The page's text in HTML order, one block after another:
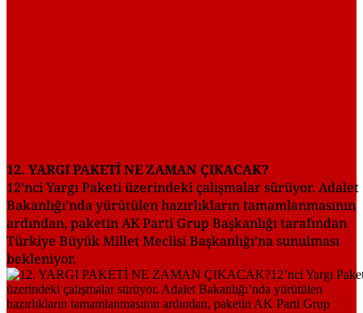
12. YARGI PAKETİ NE ZAMAN ÇIKACAK?
12’nci Yargı Paketi üzerindeki çalışmalar sürüyor. Adalet
Bakanlığı’nda yürütülen hazırlıkların tamamlanmasının
ardından, paketin AK Parti Grup Başkanlığı tarafından
Türkiye Büyük Millet Meclisi Başkanlığı’na sunulması
bekleniyor.